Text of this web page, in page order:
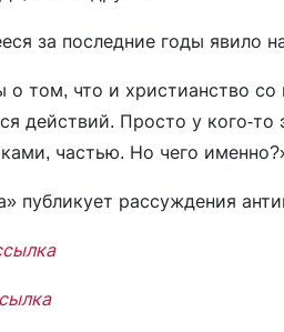
за последние годы явило
том, что и христианство
действий. Просто у кого-
частью. Но чего
публикует рассуждения